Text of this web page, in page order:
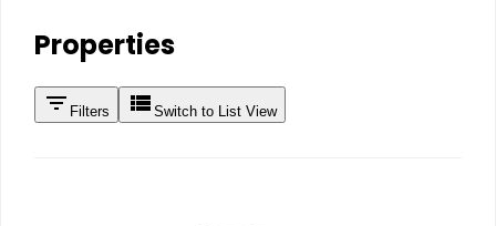
Properties
Filters Switch to List View